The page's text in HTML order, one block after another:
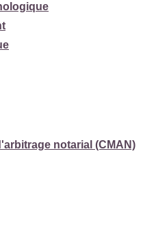
notarial (CMAN)